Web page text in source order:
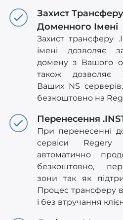
Захист
Доменного Імені
Захист трансферу
імені дозволяє
домену з Вашого
також дозволяє
Ваших NS
безкоштовно на
Перенесення
При перенесенні
сервіси Regery
автоматично
безкоштовно,
зони так як
Процес трансферу
і без втручання